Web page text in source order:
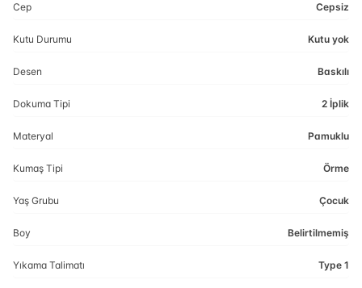
Cep Cepsiz
Kutu Durumu Kutu yok
Desen Baskılı
Dokuma Tipi 2 İplik
Materyal Pamuklu
Kumaş Tipi Örme
Yaş Grubu Çocuk
Boy Belirtilmemiş
Yıkama Talimatı Type 1